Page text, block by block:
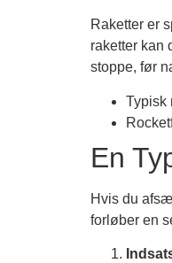
Raketter er
raketter kan
stoppe, før
Typisk
En
Hvis du
forløber en